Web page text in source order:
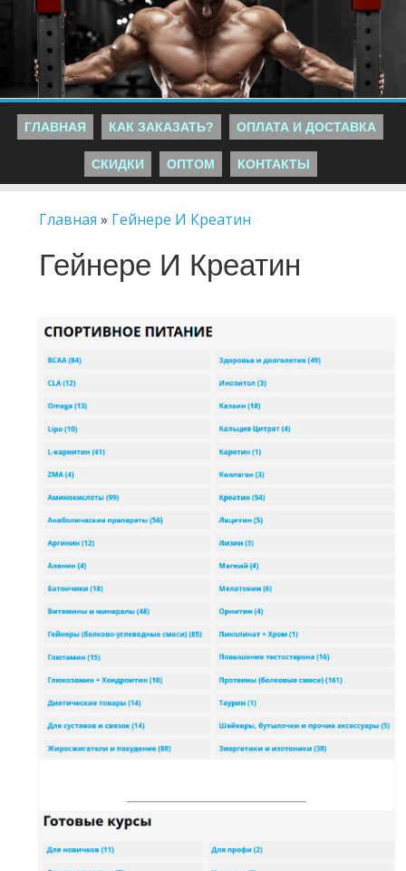
ГЛАВНАЯ КАК ЗАКАЗАТЬ? ОПЛАТА И ДОСТАВКА
СКИДКИ ОПТОМ КОНТАКТЫ
Главная » Гейнере И Креатин
Гейнере И Креатин